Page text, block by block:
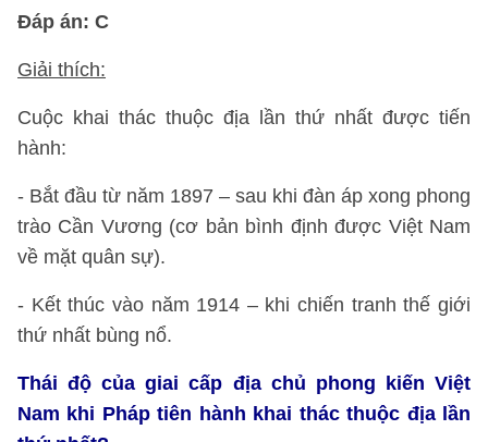
Đáp án: C
Giải thích:
Cuộc khai thác thuộc địa lần thứ nhất được tiến
hành:
- Bắt đầu từ năm 1897 – sau khi đàn áp xong phong
trào Cần Vương (cơ bản bình định được Việt Nam
về mặt quân sự).
- Kết thúc vào năm 1914 – khi chiến tranh thế giới
thứ nhất bùng nổ.
Thái độ của giai cấp địa chủ phong kiến Việt
Nam khi Pháp tiên hành khai thác thuộc địa lần